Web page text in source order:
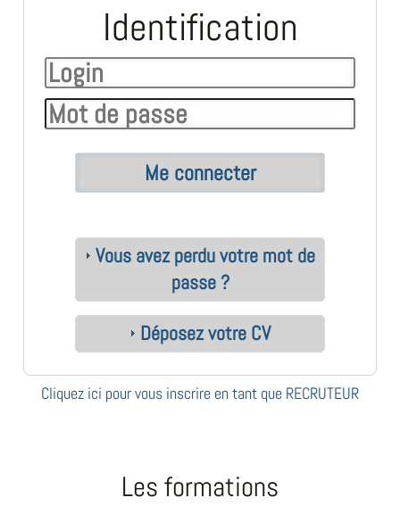
Identification
Vous avez perdu votre mot de
passe ?
Déposez votre CV
Cliquez ici pour vous inscrire en tant que RECRUTEUR
Les formations